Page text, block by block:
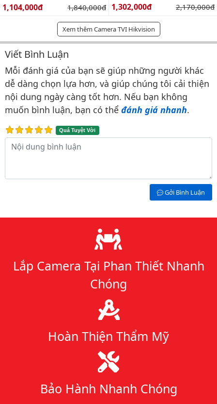
Giá bán:
1,104,000đ Giá gốc:
1,840,000đ Giá bán:
1,302,000đ Giá gốc:
2,170,000đ
Xem thêm Camera TVI Hikvision
Bình luận & Đánh giá
Viết Bình Luận
Mỗi đánh giá của bạn sẽ giúp những người khác
dễ dàng chọn lựa hơn, và giúp chúng tôi cải thiện
nội dung ngày càng tốt hơn. Nếu bạn không
muốn bình luận, bạn có thể đánh giá nhanh.
Quá Tuyệt Vời
Nội dung bình luận
Gởi Bình Luận
Lý do chọn chúng tôi
Lắp Camera Tại Phan Thiết Nhanh
Chóng
Hoàn Thiện Thẩm Mỹ
Bảo Hành Nhanh Chóng